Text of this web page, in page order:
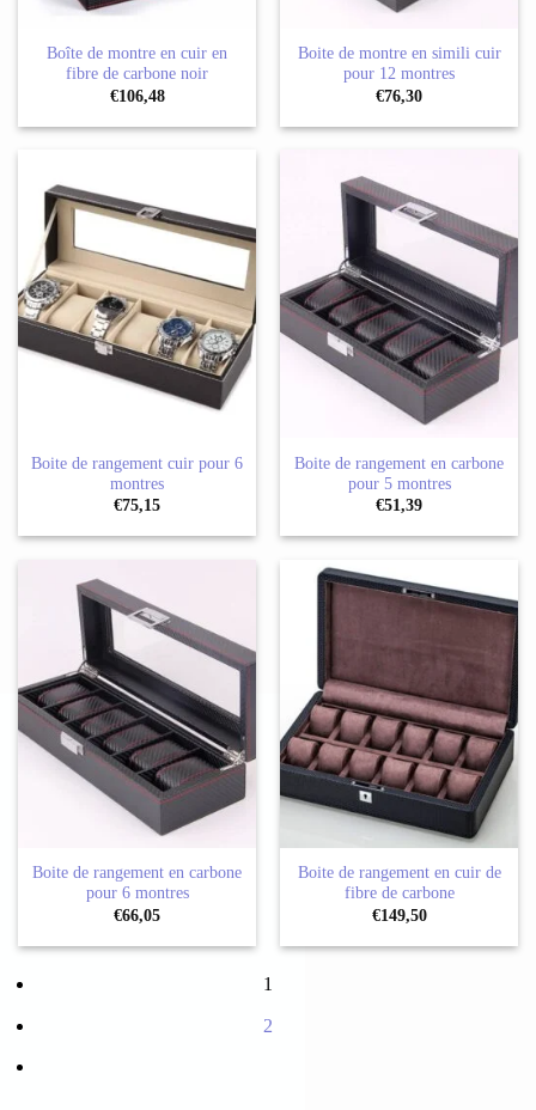
Boîte de montre en cuir en
fibre de carbone noir
€106,48
Boite de montre en simili cuir
pour 12 montres
€76,30
Boite de rangement cuir pour 6
montres
€75,15
Boite de rangement en carbone
pour 5 montres
€51,39
Boite de rangement en carbone
pour 6 montres
€66,05
Boite de rangement en cuir de
fibre de carbone
€149,50
1
2